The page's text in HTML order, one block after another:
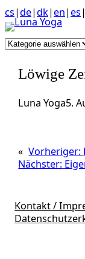
Anchor
link
to
top
page
Zum
Inhalt
springen
cs|de|dk| en| es|
Kategorien
Löwige
Luna Yoga5.
« Vorheriger:
Nächster:
Kontakt /